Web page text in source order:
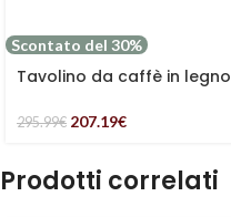
Scontato del 30%
Tavolino da caffè in legno
110×60 “Dino”
295.99€ 207.19€
Prodotti correlati